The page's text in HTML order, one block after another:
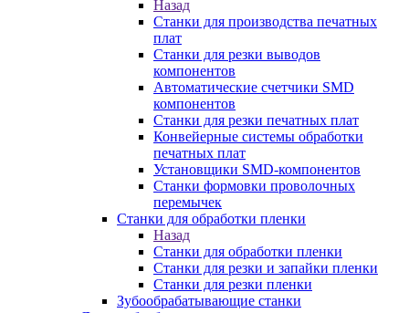
Назад
Станки для производства печатных
плат
Станки для резки выводов
компонентов
Автоматические счетчики SMD
компонентов
Станки для резки печатных плат
Конвейерные системы обработки
печатных плат
Установщики SMD-компонентов
Станки формовки проволочных
перемычек
Станки для обработки пленки
Назад
Станки для обработки пленки
Станки для резки и запайки пленки
Станки для резки пленки
Зубообрабатывающие станки